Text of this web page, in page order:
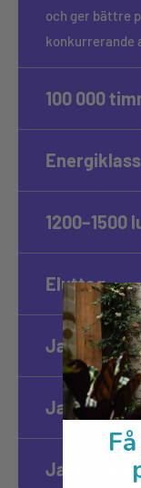
och ger bättre
konkurrerande
100 000
1200–1500
Eluttag
Ja, dimbar
Ja, 100 %
Ja, 1–2 års
Få